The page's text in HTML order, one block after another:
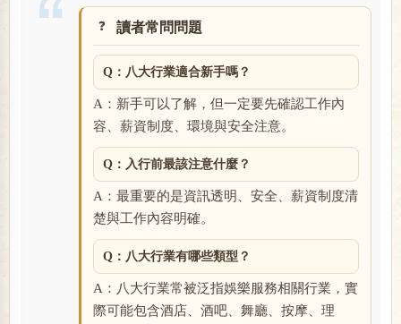
讀者常問問題
Q：八大行業適合新手嗎？
A：新手可以了解，但一定要先確認工作內
容、薪資制度、環境與安全注意。
Q：入行前最該注意什麼？
A：最重要的是資訊透明、安全、薪資制度清
楚與工作內容明確。
Q：八大行業有哪些類型？
A：八大行業常被泛指娛樂服務相關行業，實
際可能包含酒店、酒吧、舞廳、按摩、理